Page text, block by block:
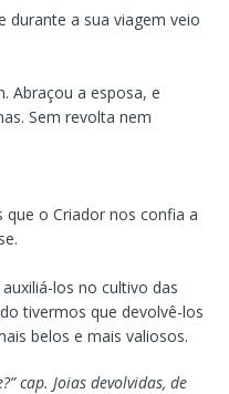
durante a sua viagem veio
Abraçou a esposa, e
Sem revolta nem
o Criador nos confia a
los no cultivo das
tivermos que devolvê-los
belos e mais valiosos.
cap. Joias devolvidas, de